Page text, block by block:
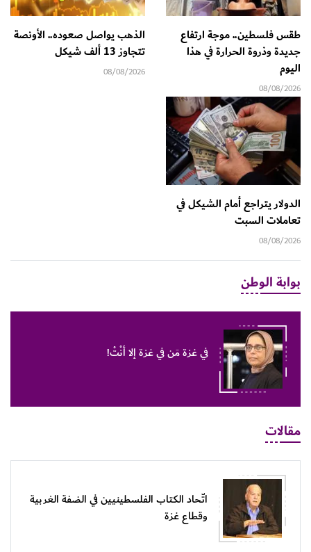
طقس فلسطين.. موجة ارتفاع
جديدة وذروة الحرارة في هذا
اليوم
08/08/2026
الذهب يواصل صعوده.. الأونصة
تتجاوز 13 ألف شيكل
08/08/2026
الدولار يتراجع أمام الشيكل في
تعاملات السبت
08/08/2026
بوابة الوطن
في غزة مَن في غزة إلا أنْتْ!
مقالات
اتّحاد الكتاب الفلسطينيين في الضفة الغربية
وقطاع غزة